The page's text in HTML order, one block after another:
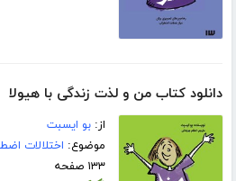
دانلود کتاب من و لذت زندگی با هیولا
از:بو ایسبت
موضوع: اختلالات
۱۳۳ صفحه